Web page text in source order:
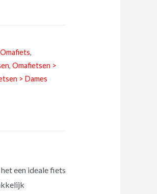
,
,Omafietsen >
> Dames
een ideale fiets